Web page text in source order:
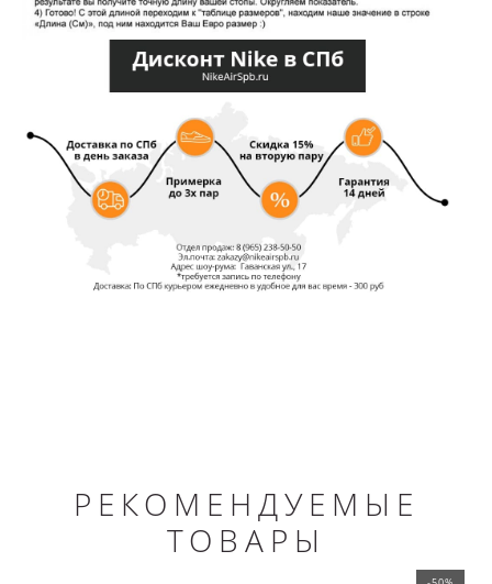
РЕКОМЕНДУЕМЫЕ
ТОВАРЫ